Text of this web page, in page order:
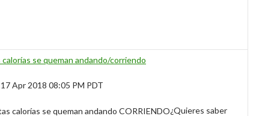
se queman andando/corriendo
Apr 2018 08:05 PM PDT
¿Quieres saber